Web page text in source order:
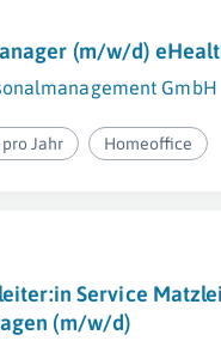
(m/w/d)
GmbH
pro Jahr Homeoffice
Service
(m/w/d)